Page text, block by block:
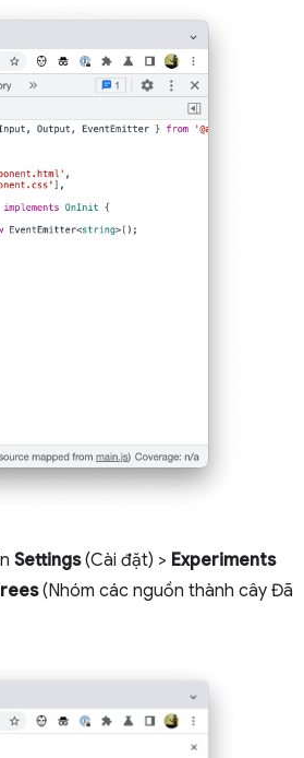
Settings(Cài đặt) > Experiments
(Nhóm các nguồn thành cây Đã